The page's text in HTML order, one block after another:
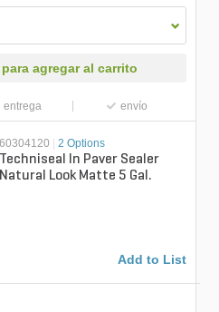
agregar al carrito
entrega envío
60304120 2 Options
Techniseal In Paver Sealer
Natural Look Matte 5 Gal.
Add to List